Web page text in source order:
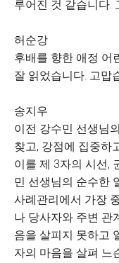
루어진 것 같습니다.
허순강
후배를 향한 애정 어
잘 읽었습니다. 고맙
송지우
이전 강수민 선생님
찾고, 강점에 집중하
이를 제 3자의 시선,
민 선생님의 순수한
사례관리에서 가장
나 당사자와 주변 관
음을 살피지 못하고
자의 마음을 살펴 느